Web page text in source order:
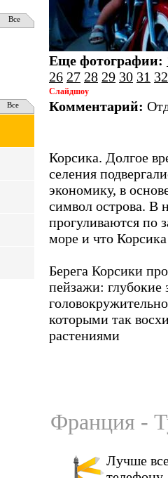
Все
Все
Еще фотографии:
26 27 28 29 30 31 32
Слайдшоу
Комментарий:
Корсика. Долгое
селения
экономику, в
символ острова. В
прогуливаются по
море и что Корсика
Берега Корсики
пейзажи:
которыми так
растениями
Франция -
Лучше